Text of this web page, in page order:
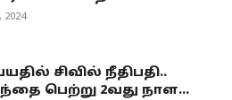
2024
சிவில் நீதிபதி..
பெற்று 2வது நாள...